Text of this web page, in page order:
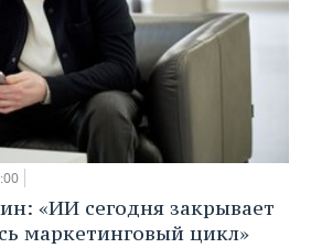
«ИИ сегодня закрывает
маркетинговый цикл»